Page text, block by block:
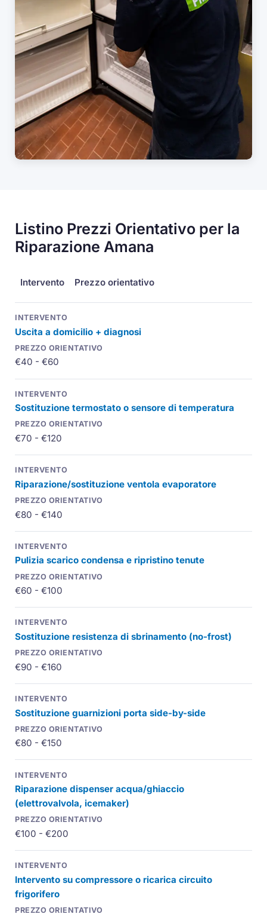
Listino Prezzi Orientativo per la
Riparazione Amana
Intervento Prezzo orientativo
Uscita a domicilio + diagnosi
€40 - €60
Sostituzione termostato o sensore di temperatura
€70 - €120
Riparazione/sostituzione ventola evaporatore
€80 - €140
Pulizia scarico condensa e ripristino tenute
€60 - €100
Sostituzione resistenza di sbrinamento (no-frost)
€90 - €160
Sostituzione guarnizioni porta side-by-side
€80 - €150
Riparazione dispenser acqua/ghiaccio
(elettrovalvola, icemaker)
€100 - €200
Intervento su compressore o ricarica circuito
frigorifero